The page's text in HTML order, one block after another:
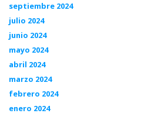
septiembre 2024
julio 2024
junio 2024
mayo 2024
abril 2024
marzo 2024
febrero 2024
enero 2024